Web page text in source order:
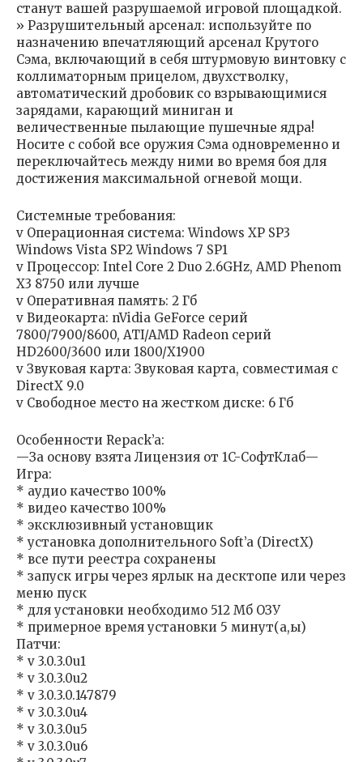
станут вашей разрушаемой игровой площадкой.
» Разрушительный арсенал: используйте по
назначению впечатляющий арсенал Крутого
Сэма, включающий в себя штурмовую винтовку с
коллиматорным прицелом, двухстволку,
автоматический дробовик со взрывающимися
зарядами, карающий миниган и
величественные пылающие пушечные ядра!
Носите с собой все оружия Сэма одновременно и
переключайтесь между ними во время боя для
достижения максимальной огневой мощи.
Системные требования:
v Операционная система: Windows XP SP3
Windows Vista SP2 Windows 7 SP1
v Процессор: Intel Core 2 Duo 2.6GHz, AMD Phenom
X3 8750 или лучше
v Оперативная память: 2 Гб
v Видеокарта: nVidia GeForce серий
7800/7900/8600, ATI/AMD Radeon серий
HD2600/3600 или 1800/X1900
v Звуковая карта: Звуковая карта, совместимая с
DirectX 9.0
v Свободное место на жестком диске: 6 Гб
Особенности Repack’a:
—За основу взята Лицензия от 1C-СофтКлаб—
Игра:
* аудио качество 100%
* видео качество 100%
* эксклюзивный установщик
* установка дополнительного Soft’a (DirectX)
* все пути реестра сохранены
* запуск игры через ярлык на десктопе или через
меню пуск
* для установки необходимо 512 Мб ОЗУ
* примерное время установки 5 минут(а,ы)
Патчи:
* v 3.0.3.0u1
* v 3.0.3.0u2
* v 3.0.3.0.147879
* v 3.0.3.0u4
* v 3.0.3.0u5
* v 3.0.3.0u6